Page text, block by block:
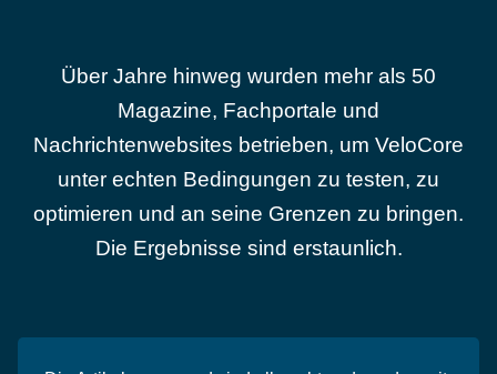
Über Jahre hinweg wurden mehr als 50
Magazine, Fachportale und
Nachrichtenwebsites betrieben, um VeloCore
unter echten Bedingungen zu testen, zu
optimieren und an seine Grenzen zu bringen.
Die Ergebnisse sind erstaunlich.